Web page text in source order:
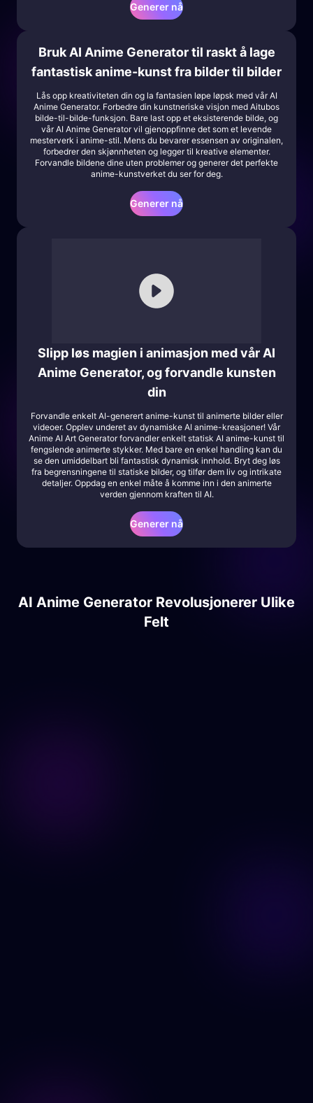
Generer nå
Bruk AI Anime Generator til raskt å lage
fantastisk anime-kunst fra bilder til bilder
Lås opp kreativiteten din og la fantasien løpe løpsk med vår AI
Anime Generator. Forbedre din kunstneriske visjon med Aitubos
bilde-til-bilde-funksjon. Bare last opp et eksisterende bilde, og
vår AI Anime Generator vil gjenoppfinne det som et levende
mesterverk i anime-stil. Mens du bevarer essensen av originalen,
forbedrer den skjønnheten og legger til kreative elementer.
Forvandle bildene dine uten problemer og generer det perfekte
anime-kunstverket du ser for deg.
Generer nå
Slipp løs magien i animasjon med vår AI
Anime Generator, og forvandle kunsten
din
Forvandle enkelt AI-generert anime-kunst til animerte bilder eller
videoer. Opplev underet av dynamiske AI anime-kreasjoner! Vår
Anime AI Art Generator forvandler enkelt statisk AI anime-kunst til
fengslende animerte stykker. Med bare en enkel handling kan du
se den umiddelbart bli fantastisk dynamisk innhold. Bryt deg løs
fra begrensningene til statiske bilder, og tilfør dem liv og intrikate
detaljer. Oppdag en enkel måte å komme inn i den animerte
verden gjennom kraften til AI.
Generer nå
AI Anime Generator Revolusjonerer Ulike
Felt